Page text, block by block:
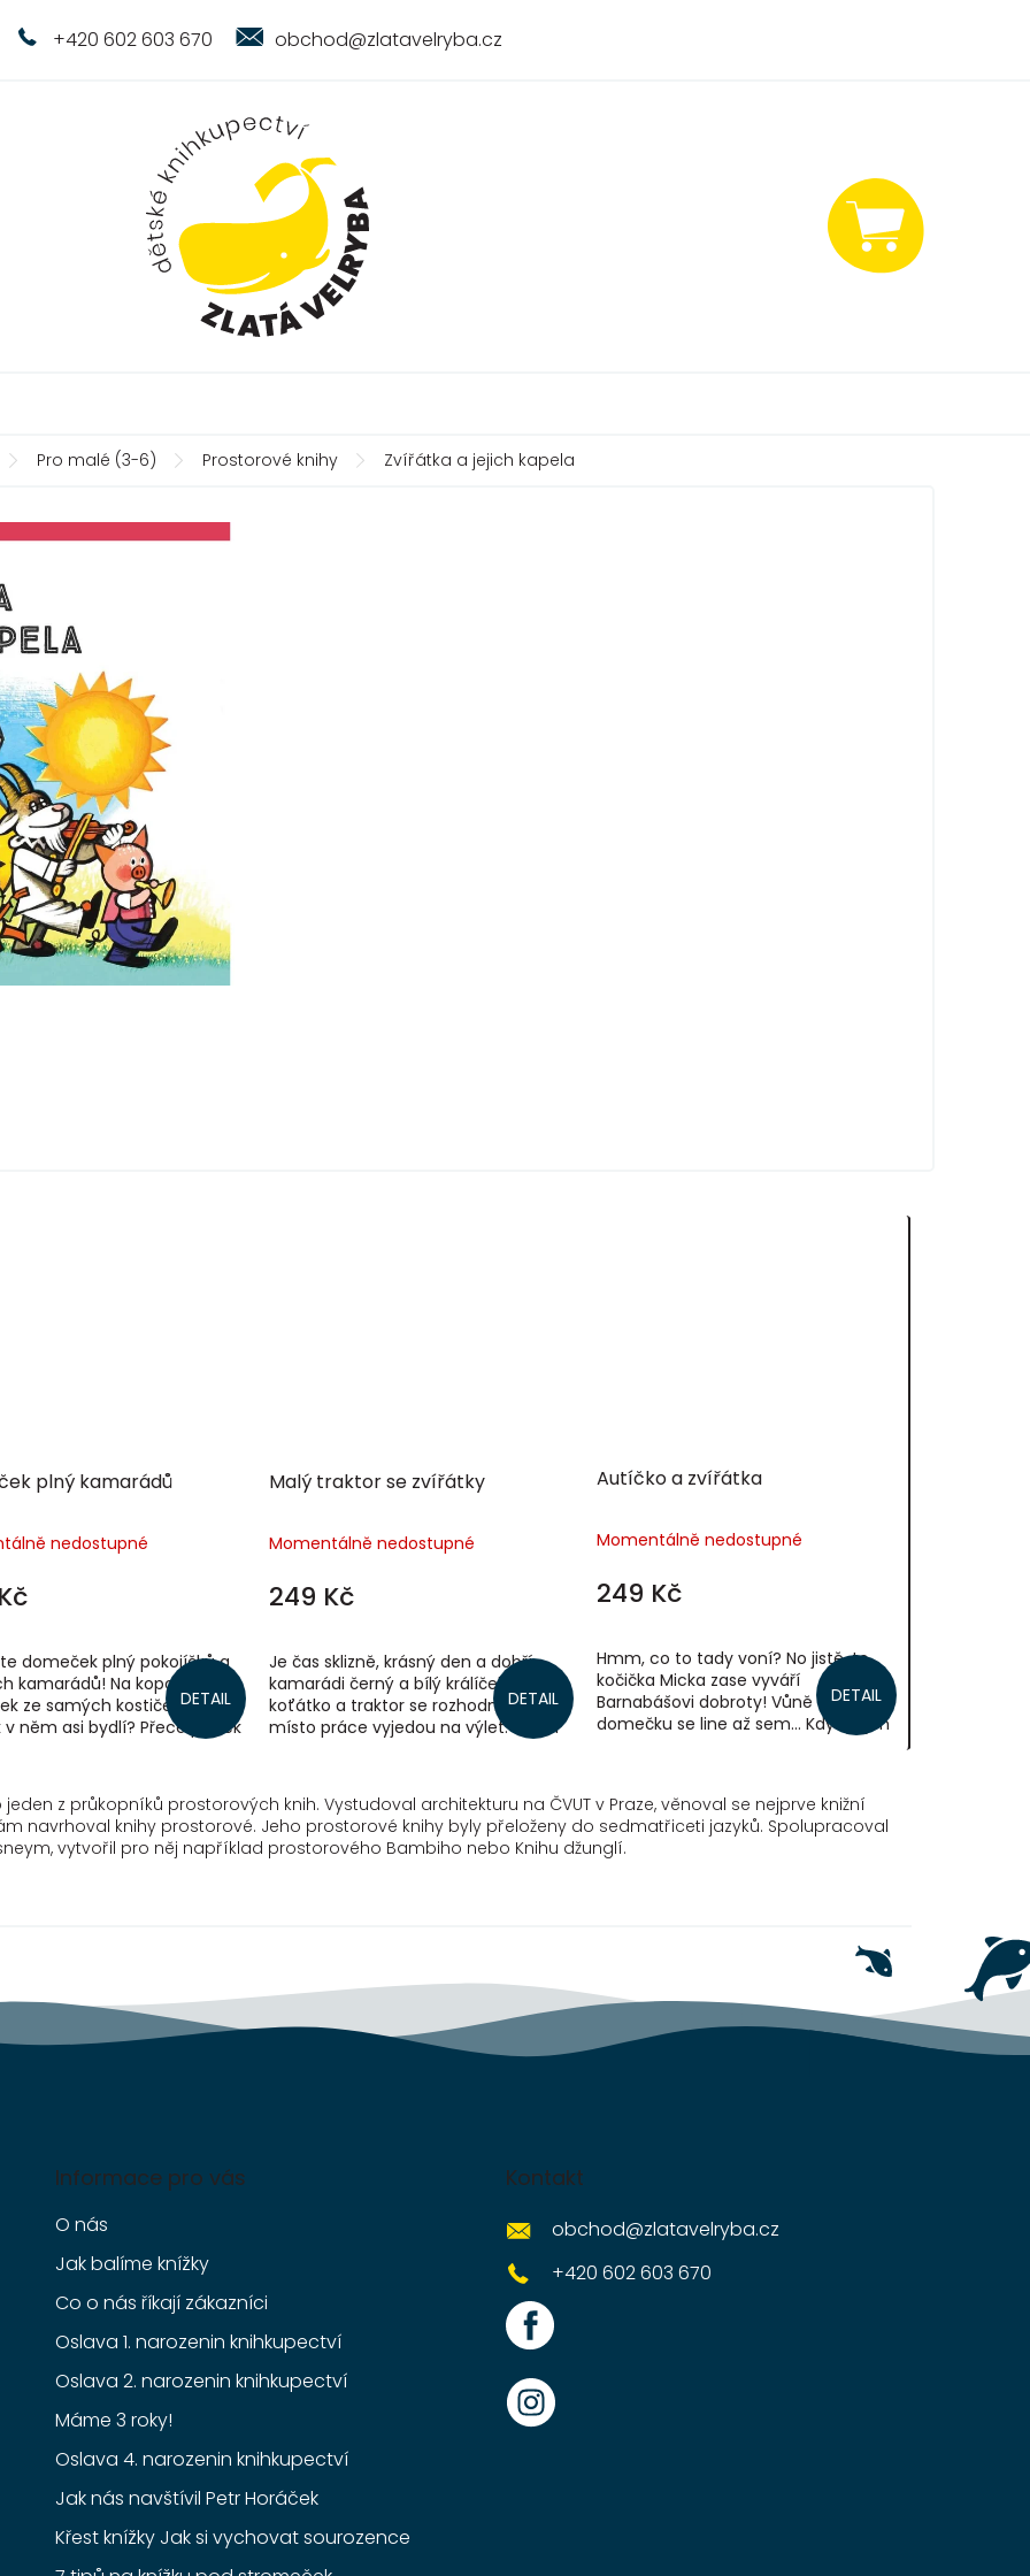
+420 602 603 670 obchod@zlatavelryba.cz
Pro malé (3-6) Prostorové knihy Zvířátka a jejich kapela
plný kamarádů
nedostupné
DETAIL
domeček plný pokojíčků a
kamarádů! Na kopci stojí
ze samých kostiček.
v něm asi bydlí? Přece pejsek
Malý traktor se zvířátky
Momentálně nedostupné
249 Kč
DETAIL
Je čas sklizně, krásný den a dobří
kamarádi černý a bílý králíček,
koťátko a traktor se rozhodnou, že si
místo práce vyjedou na výlet. Užijí si
Autíčko a zvířátka
Momentálně nedostupné
249 Kč
DETAIL
Hmm, co to tady voní? No jistě, to
kočička Micka zase vyváří
Barnabášovi dobroty! Vůně z jejich
domečku se line až sem… Když je jim
z průkopníků prostorových knih. Vystudoval architekturu na ČVUT v Praze, věnoval se nejprve knižní
navrhoval knihy prostorové. Jeho prostorové knihy byly přeloženy do sedmatřiceti jazyků. Spolupracoval
vytvořil pro něj například prostorového Bambiho nebo Knihu džunglí.
Informace pro vás
O nás
Jak balíme knížky
Co o nás říkají zákazníci
Oslava 1. narozenin knihkupectví
Oslava 2. narozenin knihkupectví
Máme 3 roky!
Oslava 4. narozenin knihkupectví
Jak nás navštívil Petr Horáček
Křest knížky Jak si vychovat sourozence
Kontakt
obchod@zlatavelryba.cz
+420 602 603 670